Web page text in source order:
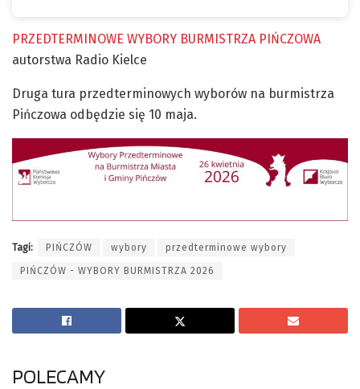
PRZEDTERMINOWE WYBORY BURMISTRZA PIŃCZOWA
autorstwa Radio Kielce
Druga tura przedterminowych wyborów na burmistrza
Pińczowa odbędzie się 10 maja.
Tagi: PIŃCZÓW wybory przedterminowe wybory
PIŃCZÓW - WYBORY BURMISTRZA 2026
POLECAMY